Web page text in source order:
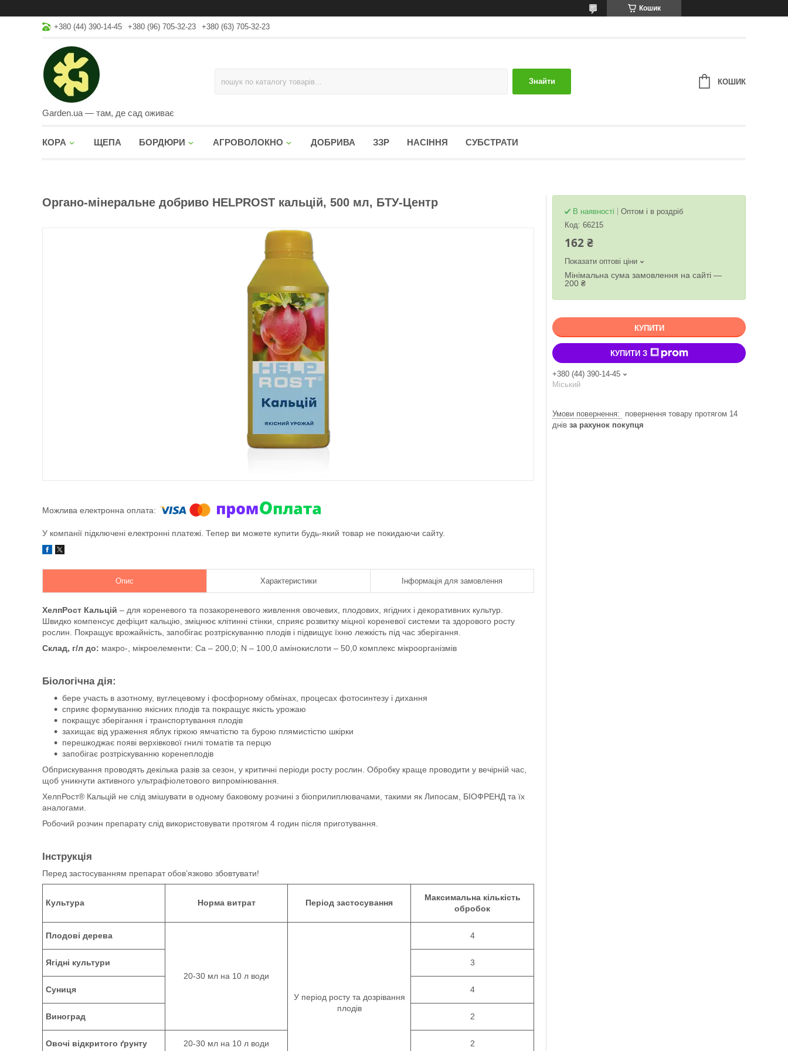
Кошик
+380 (44) 390-14-45 +380 (96) 705-32-23 +380 (63) 705-32-23
Garden.ua — там, де сад оживає
Знайти КОШИК
КОРА ЩЕПА БОРДЮРИ АГРОВОЛОКНО ДОБРИВА ЗЗР НАСІННЯ СУБСТРАТИ
Органо-мінеральне добриво HELPROST кальцій, 500 мл, БТУ-Центр
У компанії підключені електронні платежі. Тепер ви можете купити будь-який товар не покидаючи сайту.
Опис Характеристики Інформація для замовлення
ХелпРост Кальцій – для кореневого та позакореневого живлення овочевих, плодових, ягідних і декоративних культур.
Швидко компенсує дефіцит кальцію, зміцнює клітинні стінки, сприяє розвитку міцної кореневої системи та здорового росту
рослин. Покращує врожайність, запобігає розтріскуванню плодів і підвищує їхню лежкість під час зберігання.
Склад, г/л до: макро-, мікроелементи: Са – 200,0; N – 100,0 амінокислоти – 50,0 комплекс мікроорганізмів
Біологічна дія:
бере участь в азотному, вуглецевому і фосфорному обмінах, процесах фотосинтезу і дихання
сприяє формуванню якісних плодів та покращує якість урожаю
покращує зберігання і транспортування плодів
захищає від ураження яблук гіркою ямчатістю та бурою плямистістю шкірки
перешкоджає появі верхівкової гнилі томатів та перцю
запобігає розтріскуванню коренеплодів
Обприскування проводять декілька разів за сезон, у критичні періоди росту рослин. Обробку краще проводити у вечірній час,
щоб уникнути активного ультрафіолетового випромінювання.
ХелпРост® Кальцій не слід змішувати в одному баковому розчині з біоприлиплювачами, такими як Липосам, БІОФРЕНД та їх
аналогами.
Робочий розчин препарату слід використовувати протягом 4 годин після приготування.
Інструкція
Перед застосуванням препарат обов’язково збовтувати!
Культура Норма витрат Період застосування
Максимальна кількість
обробок
Плодові дерева
20-30 мл на 10 л води
У період росту та дозрівання
плодів
4
Ягідні культури 3
Суниця 4
Виноград 2
Овочі відкритого ґрунту 20-30 мл на 10 л води 2
В наявності
Оптом і в роздріб
Код: 66215
162 ₴
Показати оптові ціни
Мінімальна сума замовлення на сайті —
200 ₴
КУПИТИ
КУПИТИ З
+380 (44) 390-14-45
Міський
повернення товару протягом 14
днів за рахунок покупця